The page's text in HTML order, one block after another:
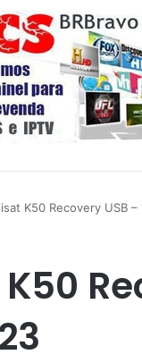
K50 Recovery USB